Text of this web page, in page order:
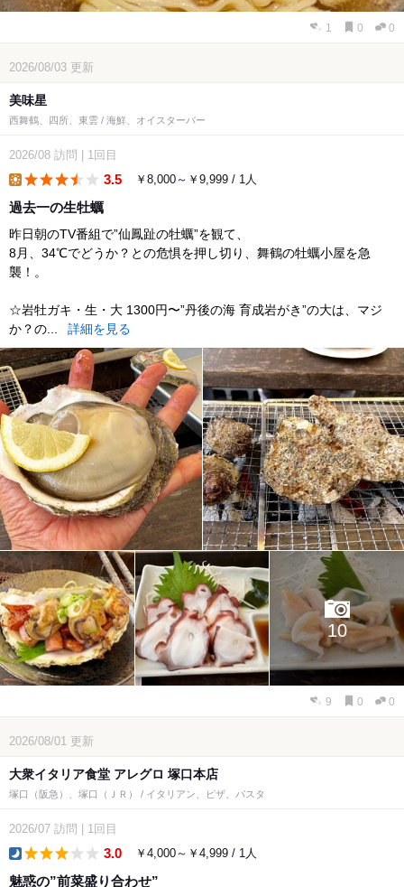
1 0 0
2026/08/03 更新
美味星
西舞鶴、四所、東雲 / 海鮮、オイスターバー
2026/08 訪問 1回目
3.5 ￥8,000～￥9,999 / 1人
過去一の生牡蠣
昨日朝のTV番組で”仙鳳趾の牡蠣”を観て、
8月、34℃でどうか？との危惧を押し切り、舞鶴の牡蠣小屋を急
襲！。
☆岩牡ガキ・生・大 1300円〜”丹後の海 育成岩がき”の大は、マジ
か？の...
詳細を見る
10
9 0 0
2026/08/01 更新
大衆イタリア食堂 アレグロ 塚口本店
塚口（阪急）、塚口（ＪＲ） / イタリアン、ピザ、パスタ
2026/07 訪問 | 1回目
3.0 ￥4,000～￥4,999 / 1人
魅惑の”前菜盛り合わせ”